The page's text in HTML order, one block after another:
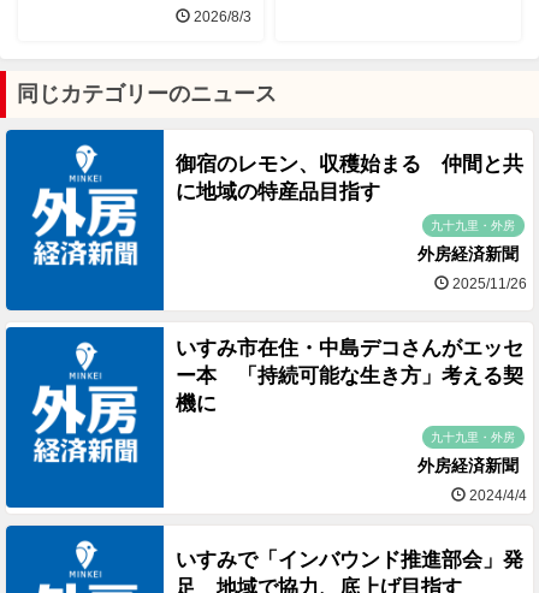
2026/8/3
同じカテゴリーのニュース
御宿のレモン、収穫始まる 仲間と共
に地域の特産品目指す
九十九里・外房
外房経済新聞
2025/11/26
いすみ市在住・中島デコさんがエッセ
ー本 「持続可能な生き方」考える契
機に
九十九里・外房
外房経済新聞
2024/4/4
いすみで「インバウンド推進部会」発
足 地域で協力、底上げ目指す